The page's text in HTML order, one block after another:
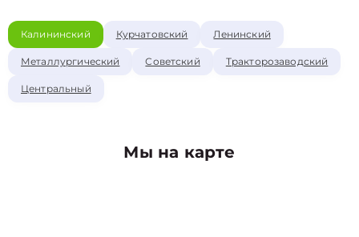
Калининский Курчатовский Ленинский
Металлургический Советский Тракторозаводский
Центральный
Мы на карте